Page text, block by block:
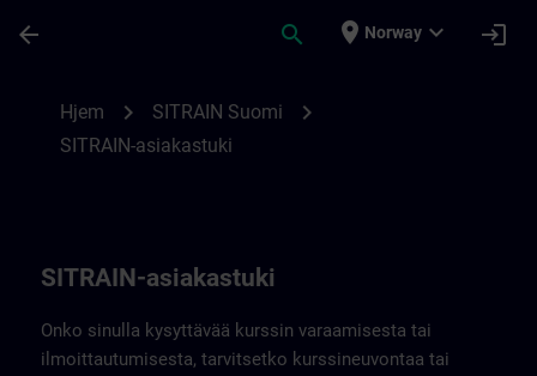
arrow_back search place Norway expand_more login
Hjem chevron_right SITRAIN Suomi chevron_right
SITRAIN-asiakastuki
SITRAIN-asiakastuki
Onko sinulla kysyttävää kurssin varaamisesta tai
ilmoittautumisesta, tarvitsetko kurssineuvontaa tai